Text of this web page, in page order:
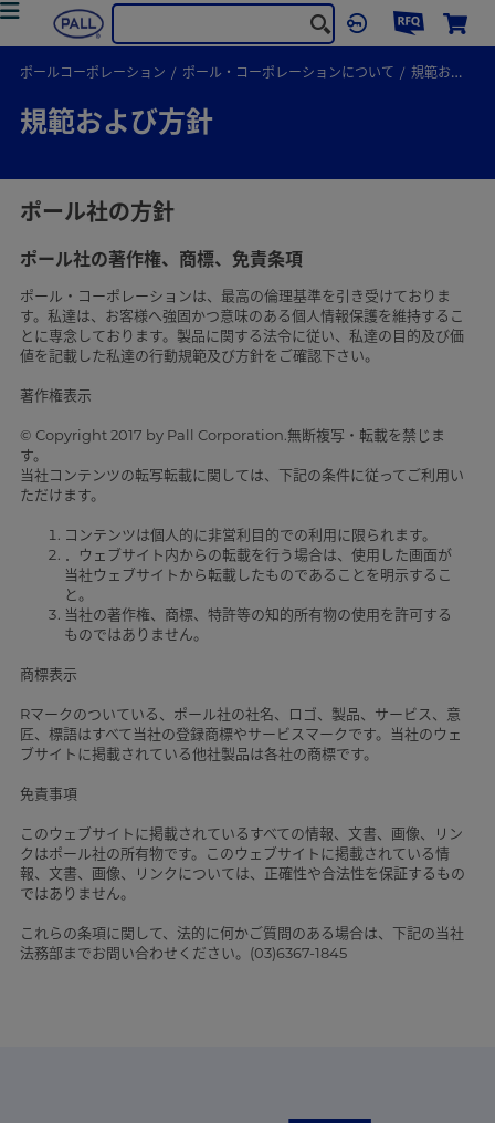
ポールコーポレーション ポール・コーポレーションについて 規範および方針
規範および方針
ポール社の方針
ポール社の著作権、商標、免責条項
ポール・コーポレーションは、最高の倫理基準を引き受けておりま
す。私達は、お客様へ強固かつ意味のある個人情報保護を維持するこ
とに専念しております。製品に関する法令に従い、私達の目的及び価
値を記載した私達の行動規範及び方針をご確認下さい。
著作権表示
© Copyright 2017 by Pall Corporation.無断複写・転載を禁じま
す。
当社コンテンツの転写転載に関しては、下記の条件に従ってご利用い
ただけます。
コンテンツは個人的に非営利目的での利用に限られます。
．ウェブサイト内からの転載を行う場合は、使用した画面が
当社ウェブサイトから転載したものであることを明示するこ
と。
当社の著作権、商標、特許等の知的所有物の使用を許可する
ものではありません。
商標表示
Rマークのついている、ポール社の社名、ロゴ、製品、サービス、意
匠、標語はすべて当社の登録商標やサービスマークです。当社のウェ
ブサイトに掲載されている他社製品は各社の商標です。
免責事項
このウェブサイトに掲載されているすべての情報、文書、画像、リン
クはポール社の所有物です。このウェブサイトに掲載されている情
報、文書、画像、リンクについては、正確性や合法性を保証するもの
ではありません。
これらの条項に関して、法的に何かご質問のある場合は、下記の当社
法務部までお問い合わせください。(03)6367-1845